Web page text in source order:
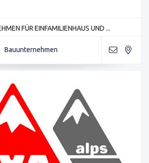
FÜR EINFAMILIENHAUS UND ...
Bauunternehmen